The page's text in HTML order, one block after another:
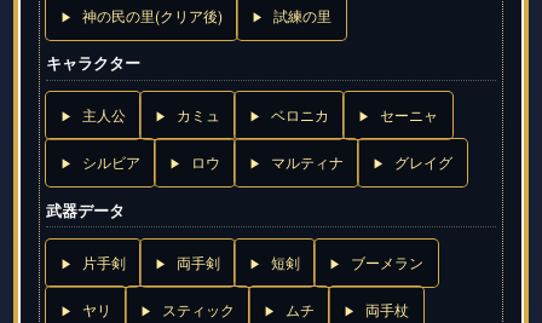
神の民の里(クリア後) 試練の里
キャラクター
主人公 カミュ ベロニカ セーニャ
シルビア ロウ マルティナ グレイグ
武器データ
片手剣 両手剣 短剣 ブーメラン
ヤリ スティック ムチ 両手杖